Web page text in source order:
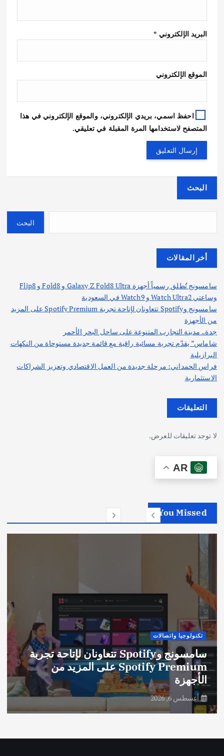
البريد الإلكتروني *
الموقع الإلكتروني
احفظ اسمي، بريدي الإلكتروني، والموقع الإلكتروني في هذا
المتصفح لاستخدامها المرة المقبلة في تعليقي.
البحث
البحث
أخر المقالات
سامسونج تُطلق رسمياً أجهزة Galaxy Z Fold8 Ultra و Fold8 و Flip8
وساعتي Watch Ultra2 و Watch9 في السعودية
سامسونج وSpotify تتعاونان لإتاحة تجربة Spotify Premium على المزيد
من الأجهزة
جدة.. مدينة التجارب المتنوعة على ساحل البحر الأحمر
شاماس” يقدّم تجربة مسائية راقية مع قائمة جديدة مستوحاة من النكهات
البرازيلية
فراس الحمداني: مرحلة جديدة من العمل الاقتصادي وتعزيز الشراكات
الاستثمارية
التعليقات
لا توجد تعليقات للعرض.
AR
You Missed
تكنولوجيا واتصالات
سامسونج وSpotify تتعاونان لإتاحة تجربة
Spotify Premium على المزيد من
الأجهزة
أغسطس 6, 2026